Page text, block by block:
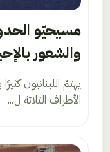
مسيحيّو
والشعور
يهتمّ اللبنانيون
الأطراف الثلاثة ل...